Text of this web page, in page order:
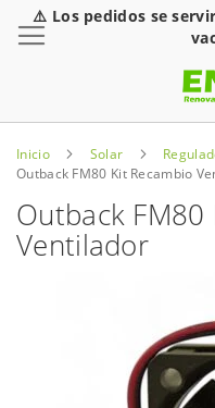
⚠️ Los pedidos se
Inicio Solar
Outback FM80 Kit Recambio
Outback FM80
Ventilador